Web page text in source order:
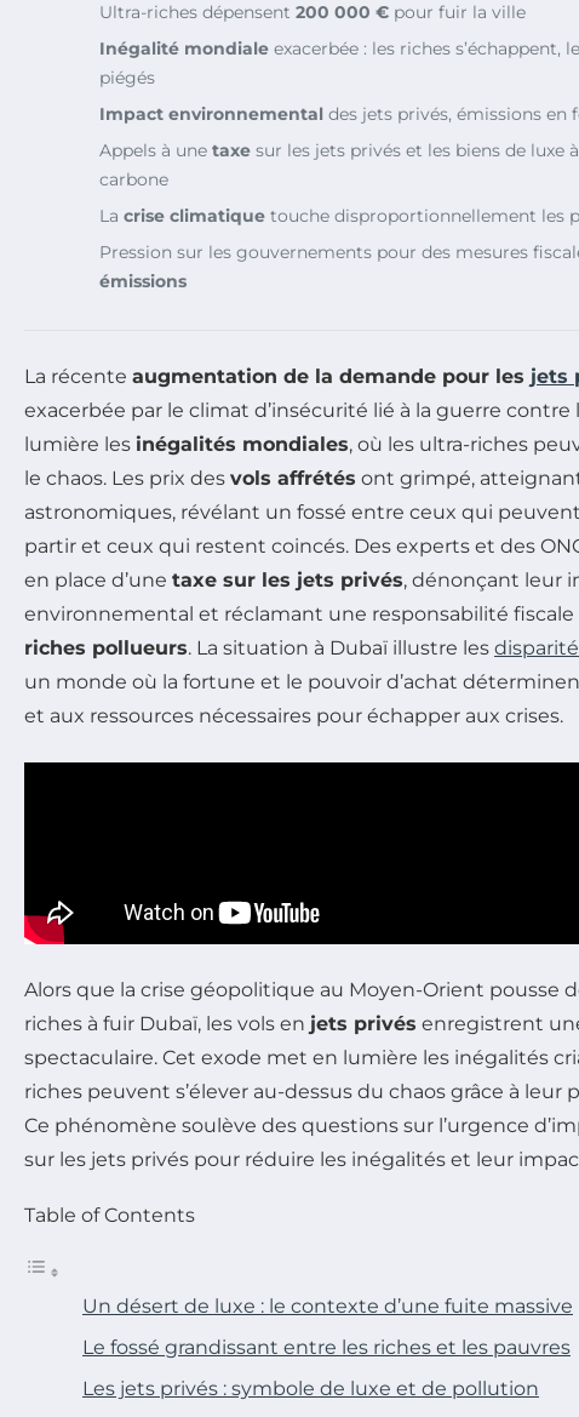
Ultra-riches dépensent 200 000 € pour fuir la ville
Inégalité mondiale exacerbée : les riches s’échappent,
piégés
Impact environnemental des jets privés, émissions en
Appels à une taxe sur les jets privés et les biens de luxe
carbone
La crise climatique touche disproportionnellement les
Pression sur les gouvernements pour des mesures
émissions
La récente augmentation de la demande pour les jets
exacerbée par le climat d’insécurité lié à la guerre contre
lumière les inégalités mondiales, où les ultra-riches
le chaos. Les prix des vols affrétés ont grimpé,
astronomiques, révélant un fossé entre ceux qui
partir et ceux qui restent coincés. Des experts et des
en place d’une taxe sur les jets privés, dénonçant leur
environnemental et réclamant une responsabilité fiscale
riches pollueurs. La situation à Dubaï illustre les
un monde où la fortune et le pouvoir d’achat
et aux ressources nécessaires pour échapper aux crises.
Alors que la crise géopolitique au Moyen-Orient pousse
riches à fuir Dubaï, les vols en jets privés enregistrent
spectaculaire. Cet exode met en lumière les inégalités
riches peuvent s’élever au-dessus du chaos grâce à leur
Ce phénomène soulève des questions sur l’urgence
sur les jets privés pour réduire les inégalités et leur
Table of Contents
Un désert de luxe : le contexte d’une fuite massive
Le fossé grandissant entre les riches et les pauvres
Les jets privés : symbole de luxe et de pollution